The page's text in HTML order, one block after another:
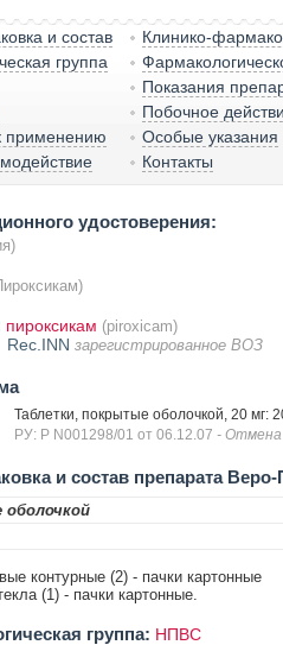
и состав
Клинико-
группа
Показания
Побочное
применению
Особые указания
Контакты
удостоверения:
пироксикам (piroxicam)
Rec.INN зарегистрированное ВОЗ
Таблетки, покрытые оболочкой, 20 мг:
РУ: Р N001298/01 от 06.12.07 - Отмена
и состав препарата
контурные (2) - пачки картонные
(1) - пачки картонные.
группа: НПВС